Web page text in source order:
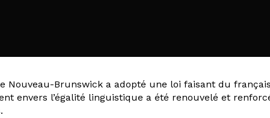
Nouveau-Brunswick a adopté une loi faisant du
envers l’égalité linguistique a été renouvelé et